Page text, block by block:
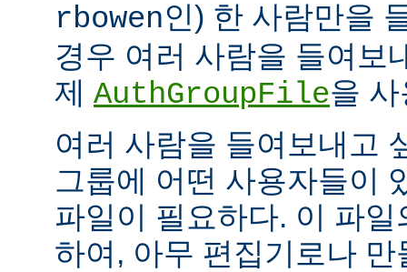
rbowen인) 한 사람만을
경우 여러 사람을 들여보
제 AuthGroupFile을
여러 사람을 들여보내고
그룹에 어떤 사용자들이
파일이 필요하다. 이 파
하여, 아무 편집기로나